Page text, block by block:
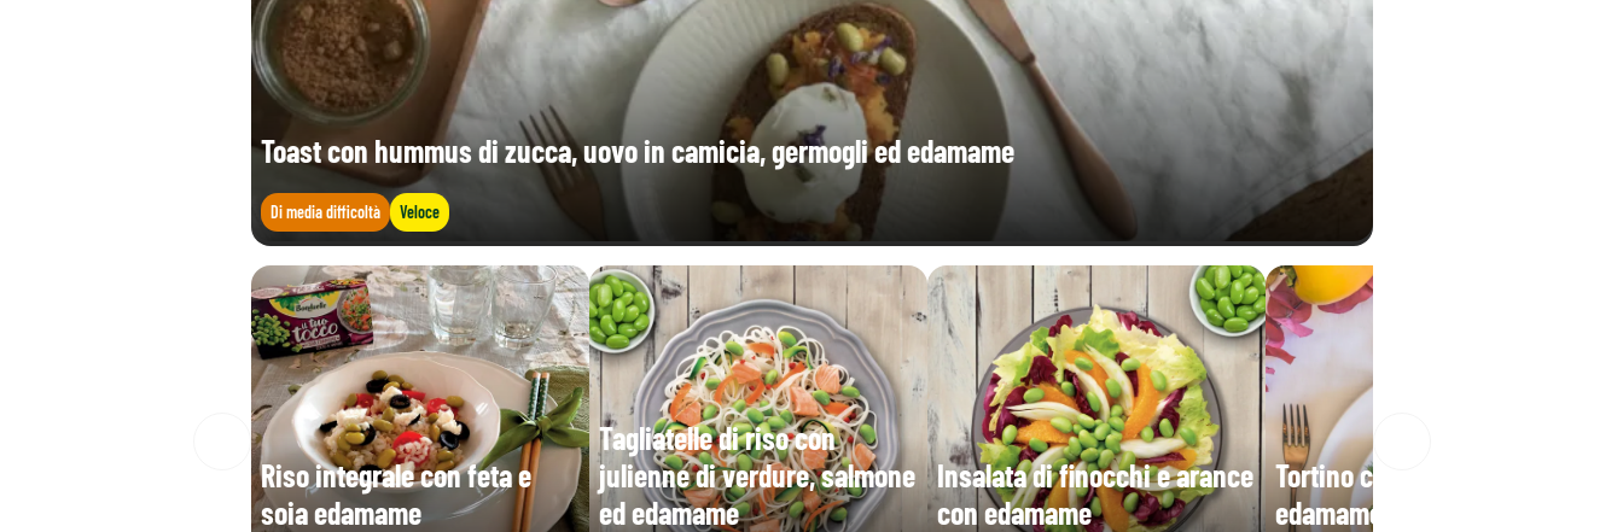
Toast con hummus di zucca, uovo in camicia, germogli ed edamame
Di media difficoltà Veloce
Riso integrale con feta e
soia edamame
Tagliatelle di riso con
julienne di verdure, salmone
ed edamame
Insalata di finocchi e arance
con edamame
Tortino caco, zola, patate ed
edamame